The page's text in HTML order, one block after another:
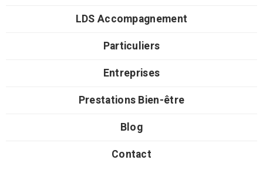
LDS Accompagnement
Particuliers
Entreprises
Prestations Bien-être
Blog
Contact